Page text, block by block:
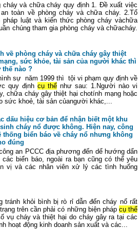
cháy và chữa cháy quy định 1. Đề xuất việc
toàn về phòng cháy và chữa cháy. 2.Tổ
luật và kiến thức phòng cháy vàchữa
chúng tham gia phòng cháy và chữacháy.
về phòng cháy và chữa cháy gây thiệt
sức khỏe, tài sản của người khác thì
nào ?
sự năm 1999 thì tội vi phạm quy định về
quy định cụ thể như sau: 1.Người nào vi
chữa cháy gây thiệt hại chotính mạng hoặc
sức khoẻ, tài sản củangười khác,...
dấu hiệu cơ bản để nhận biết một khu
cháy nổ được không. Hiện nay, công
biển báo về cháy nổ nhưng không
đúng
an PCCC địa phương đến dể hướng dẩn
biển báo, ngoài ra bạn cũng có thể yêu
vị và các nhân viên xử lý các tình huống
tránh khỏi bình bị rò rỉ dẫn đến cháy nổ rất
trên cần phải có những biện pháp cụ thể
vụ cháy và thiệt hại do cháy gây ra tại các
hoạt động kinh doanh sản xuất và các...